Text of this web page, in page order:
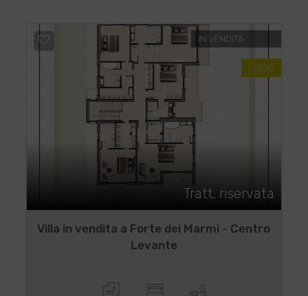
IN VENDITA
LUSSO
Tratt. riservata
Villa in vendita a Forte dei Marmi - Centro
Levante